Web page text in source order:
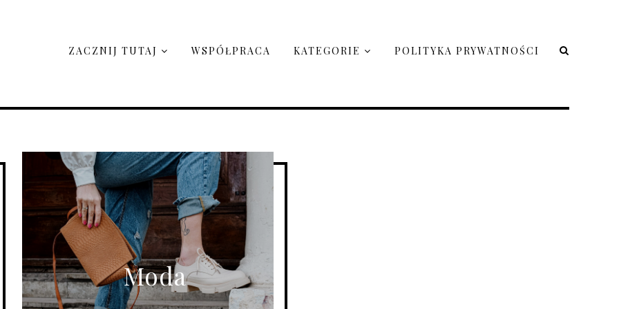
ZACZNIJ TUTAJ WSPÓŁPRACA KATEGORIE POLITYKA PRYWATNOŚCI
Moda